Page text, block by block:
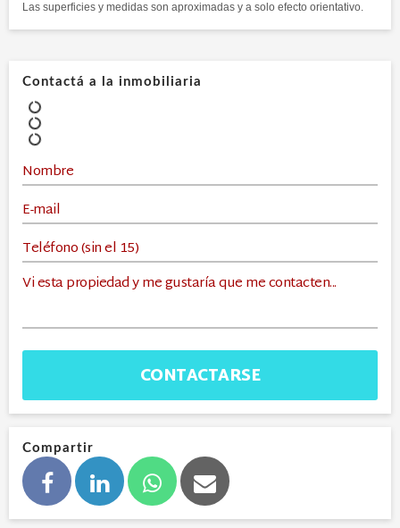
Las superficies y medidas son aproximadas y a solo efecto orientativo.
Contactá a la inmobiliaria
CONTACTARSE
Compartir